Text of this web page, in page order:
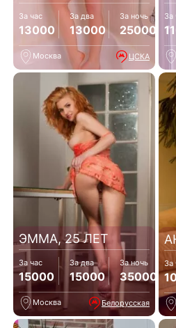
За час
13000
За два
13000
За ночь
25000
Москва ЦСКА
За
ЭММА, 25 ЛЕТ
За час
15000
За два
15000
За ночь
35000
Москва Белорусская
За